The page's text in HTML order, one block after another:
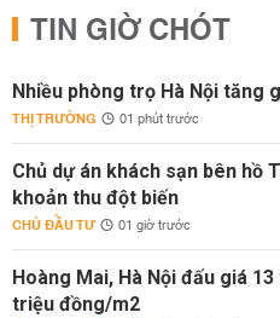
TIN GIỜ CHÓT
Nhiều phòng trọ Hà Nội tăng
THỊ TRƯỜNG 01 phút trước
Chủ dự án khách sạn bên hồ
khoản thu đột biến
CHỦ ĐẦU TƯ 01 giờ trước
Hoàng Mai, Hà Nội đấu giá
triệu đồng/m2